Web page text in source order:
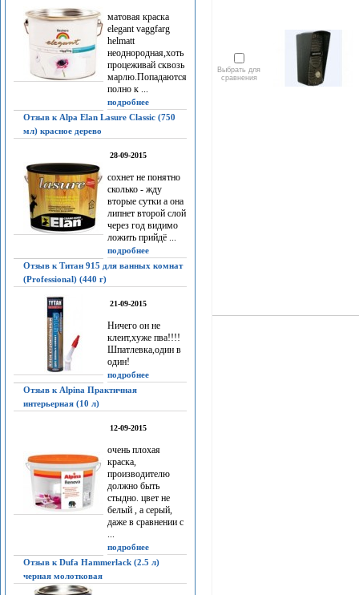
матовая краска
elegant vaggfarg
helmatt
неоднородная,хоть
процеживай сквозь
марлю.Попадаются
полно к ...
подробнее
Отзыв к Alpa Elan Lasure Classic (750
мл) красное дерево
28-09-2015
сохнет не понятно
сколько - жду
вторые сутки а она
липнет второй слой
через год видимо
ложить прийдё ...
подробнее
Отзыв к Титан 915 для ванных комнат
(Professional) (440 г)
21-09-2015
Ничего он не
клеит,хуже пва!!!!
Шпатлевка,один в
один!
подробнее
Отзыв к Alpina Практичная
интерьерная (10 л)
12-09-2015
очень плохая
краска,
производителю
должно быть
стыдно. цвет не
белый , а серый,
даже в сравнении с
...
подробнее
Отзыв к Dufa Hammerlack (2.5 л)
черная молотковая
Выбрать для
сравнения